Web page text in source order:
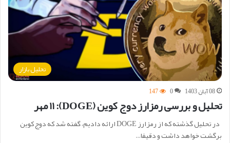
تحلیل بازار
08 آبان 1403 0
147
تحلیل و بررسی رمزارز دوج کوین (DOGE): ۱۱ مهر
در تحلیل گذشته که از رمزارز DOGE ارائه دادیم، گفته شد که دوج کوین
برگشت خواهد داشت و دقیقا…